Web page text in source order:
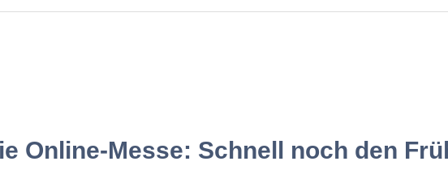
Online-Messe: Schnell noch den